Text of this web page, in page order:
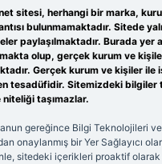
sitesi, herhangi bir marka,
bulunmamaktadır. Sitede
paylaşılmaktadır. Burada yer
olup, gerçek kurum ve
Gerçek kurum ve kişiler ile
tesadüfidir. Sitemizdeki bilgiler
taşımazlar.
gereğince Bilgi Teknolojileri
onaylanmış bir Yer Sağlayıcı
sitedeki içerikleri proaktif